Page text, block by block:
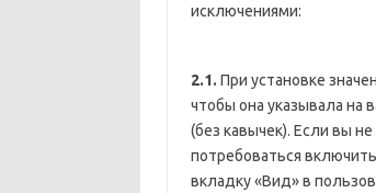
исключениями:
2.1. При установке
чтобы она указывала на
(без кавычек). Если вы
потребоваться
вкладку «Вид» в